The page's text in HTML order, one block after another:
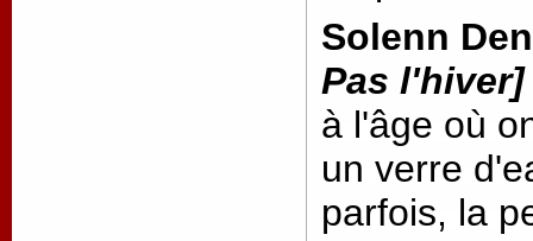
Solenn
Pas l'hiver]
à l'âge où
un verre
parfois, la